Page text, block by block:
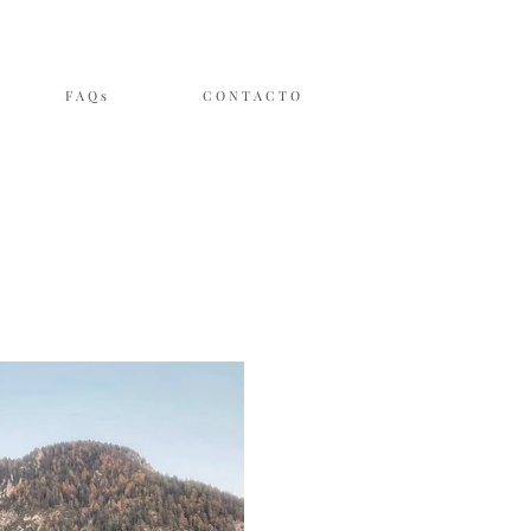
F A Q s C O N T A C T O